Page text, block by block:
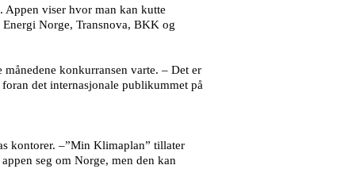
viser hvor man kan kutte
Norge, Transnova, BKK og
konkurransen varte. – Det er
det internasjonale publikummet på
kontorer. –”Min Klimaplan” tillater
seg om Norge, men den kan